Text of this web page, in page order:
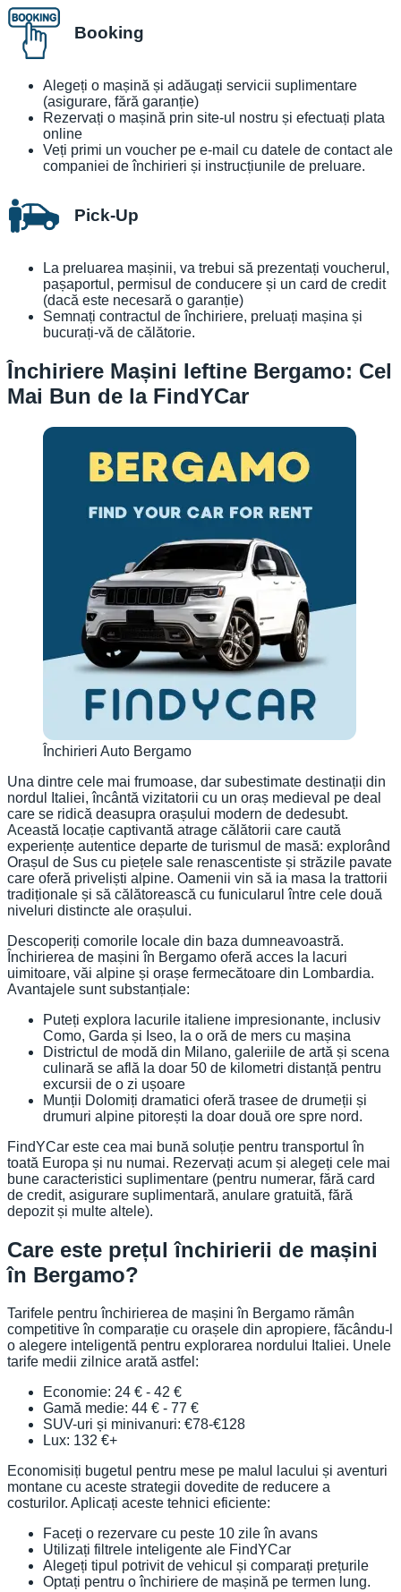
Booking
Alegeți o mașină și adăugați servicii suplimentare
(asigurare, fără garanție)
Rezervați o mașină prin site-ul nostru și efectuați plata
online
Veți primi un voucher pe e-mail cu datele de contact ale
companiei de închirieri și instrucțiunile de preluare.
Pick-Up
La preluarea mașinii, va trebui să prezentați voucherul,
pașaportul, permisul de conducere și un card de credit
(dacă este necesară o garanție)
Semnați contractul de închiriere, preluați mașina și
bucurați-vă de călătorie.
Închiriere Mașini Ieftine Bergamo: Cel
Mai Bun de la FindYCar
Închirieri Auto Bergamo
Una dintre cele mai frumoase, dar subestimate destinații din
nordul Italiei, încântă vizitatorii cu un oraș medieval pe deal
care se ridică deasupra orașului modern de dedesubt.
Această locație captivantă atrage călătorii care caută
experiențe autentice departe de turismul de masă: explorând
Orașul de Sus cu piețele sale renascentiste și străzile pavate
care oferă priveliști alpine. Oamenii vin să ia masa la trattorii
tradiționale și să călătorească cu funicularul între cele două
niveluri distincte ale orașului.
Descoperiți comorile locale din baza dumneavoastră.
Închirierea de mașini în Bergamo oferă acces la lacuri
uimitoare, văi alpine și orașe fermecătoare din Lombardia.
Avantajele sunt substanțiale:
Puteți explora lacurile italiene impresionante, inclusiv
Como, Garda și Iseo, la o oră de mers cu mașina
Districtul de modă din Milano, galeriile de artă și scena
culinară se află la doar 50 de kilometri distanță pentru
excursii de o zi ușoare
Munții Dolomiți dramatici oferă trasee de drumeții și
drumuri alpine pitorești la doar două ore spre nord.
FindYCar este cea mai bună soluție pentru transportul în
toată Europa și nu numai. Rezervați acum și alegeți cele mai
bune caracteristici suplimentare (pentru numerar, fără card
de credit, asigurare suplimentară, anulare gratuită, fără
depozit și multe altele).
Care este prețul închirierii de mașini
în Bergamo?
Tarifele pentru închirierea de mașini în Bergamo rămân
competitive în comparație cu orașele din apropiere, făcându-l
o alegere inteligentă pentru explorarea nordului Italiei. Unele
tarife medii zilnice arată astfel:
Economie: 24 € - 42 €
Gamă medie: 44 € - 77 €
SUV-uri și minivanuri: €78-€128
Lux: 132 €+
Economisiți bugetul pentru mese pe malul lacului și aventuri
montane cu aceste strategii dovedite de reducere a
costurilor. Aplicați aceste tehnici eficiente:
Faceți o rezervare cu peste 10 zile în avans
Utilizați filtrele inteligente ale FindYCar
Alegeți tipul potrivit de vehicul și comparați prețurile
Optați pentru o închiriere de mașină pe termen lung.